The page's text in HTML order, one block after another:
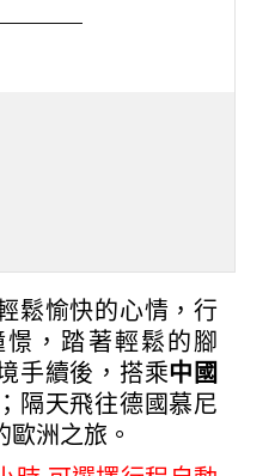
鬆愉快的心情，行
，踏著輕鬆的腳
手續後，搭乘中國
隔天飛往德國慕尼
歐洲之旅。